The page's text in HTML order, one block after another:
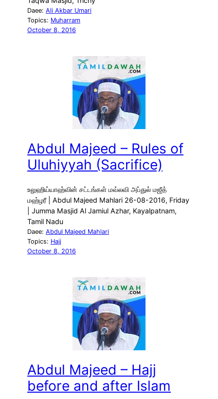
Daee: Ali Akbar Umari
Topics: Muharram
October 8, 2016
Abdul Majeed – Rules of
Uluhiyyah (Sacrifice)
உலுஹிய்யாஹ்வின் சட்டங்கள் மவ்லவி அப்துல் மஜீத்
மஹ்ழரீ | Abdul Majeed Mahlari 26-08-2016, Friday
| Jumma Masjid Al Jamiul Azhar, Kayalpatnam,
Tamil Nadu
Daee: Abdul Majeed Mahlari
Topics: Hajj
October 8, 2016
Abdul Majeed – Hajj
before and after Islam